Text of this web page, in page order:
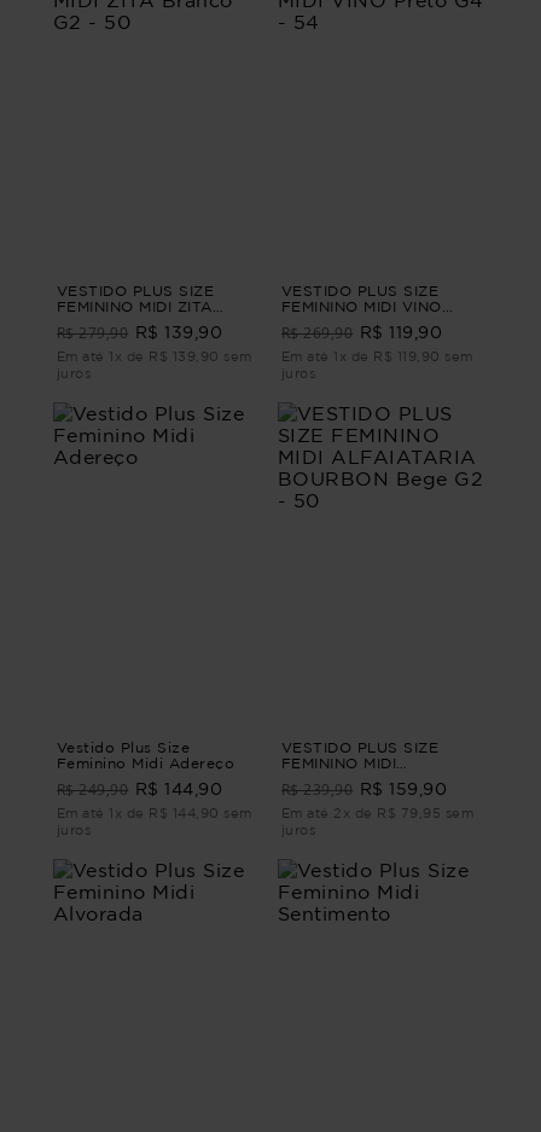
VESTIDO PLUS SIZE
FEMININO MIDI ZITA
Branco G2 - 50
R$ 279,90 R$ 139,90
Em até 1x de R$ 139,90 sem
juros
VESTIDO PLUS SIZE
FEMININO MIDI VINO
Preto G4 - 54
R$ 269,90 R$ 119,90
Em até 1x de R$ 119,90 sem
juros
Vestido Plus Size
Feminino Midi Adereço
R$ 249,90 R$ 144,90
Em até 1x de R$ 144,90 sem
juros
VESTIDO PLUS SIZE
FEMININO MIDI
ALFAIATARIA BOURBON
Bege G2 - 50
R$ 239,90 R$ 159,90
Em até 2x de R$ 79,95 sem
juros